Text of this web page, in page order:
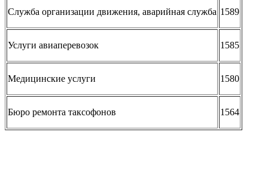
Служба организации движения, аварийная служба 1589
Услуги авиаперевозок 1585
Медицинские услуги 1580
Бюро ремонта таксофонов 1564